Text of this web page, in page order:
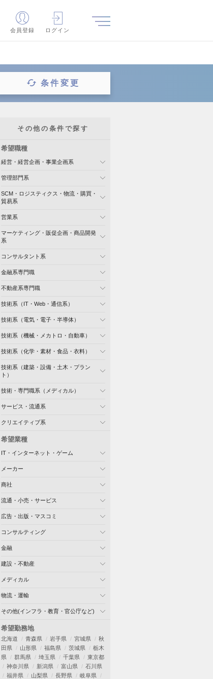
会員登録 ログイン
条件変更
その他の条件で探す
希望職種
経営・経営企画・事業企画系
管理部門系
SCM・ロジスティクス・物流・購買・
貿易系
営業系
マーケティング・販促企画・商品開発
系
コンサルタント系
金融系専門職
不動産系専門職
技術系（IT・Web・通信系）
技術系（電気・電子・半導体）
技術系（機械・メカトロ・自動車）
技術系（化学・素材・食品・衣料）
技術系（建築・設備・土木・プラン
ト）
技術・専門職系（メディカル）
サービス・流通系
クリエイティブ系
希望業種
IT・インターネット・ゲーム
メーカー
商社
流通・小売・サービス
広告・出版・マスコミ
コンサルティング
金融
建設・不動産
メディカル
物流・運輸
その他(インフラ・教育・官公庁など)
希望勤務地
北海道 青森県 岩手県 宮城県
秋
田県
山形県 福島県 茨城県
栃木
県
群馬県 埼玉県 千葉県
東京都
神奈川県
新潟県 富山県
石川県
福井県
山梨県 長野県
岐阜県